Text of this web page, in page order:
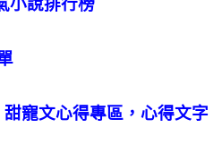
甜寵文心得專區，心得文字